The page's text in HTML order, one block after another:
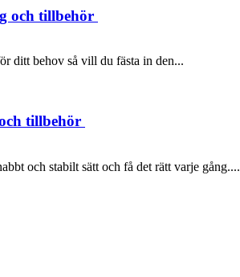
och tillbehör
ditt behov så vill du fästa in den...
tillbehör
och stabilt sätt och få det rätt varje gång....